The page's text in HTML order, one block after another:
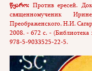
წყარო: Против ересей.
священномученик
Преображенского, Н.И.
2008. - 672 с. -
978-5-9033525-22-5.